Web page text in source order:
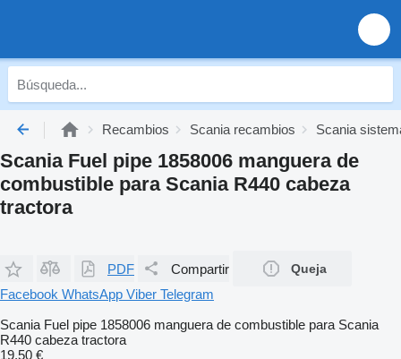
Recambios Scania recambios Scania
Scania Fuel pipe 1858006 manguera de
combustible para Scania R440 cabeza
tractora
PDF Compartir Queja
Facebook WhatsApp Viber Telegram
Scania Fuel pipe 1858006 manguera de combustible para Scania
R440 cabeza tractora
19,50 €